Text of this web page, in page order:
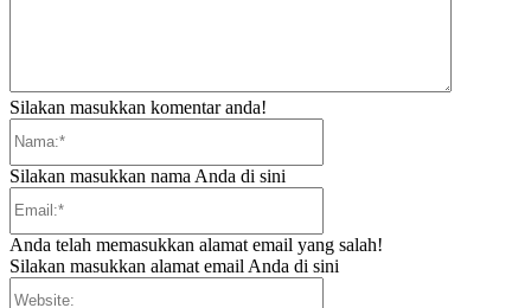
Silakan masukkan komentar anda!
Silakan masukkan nama Anda di sini
Anda telah memasukkan alamat email yang salah!
Silakan masukkan alamat email Anda di sini